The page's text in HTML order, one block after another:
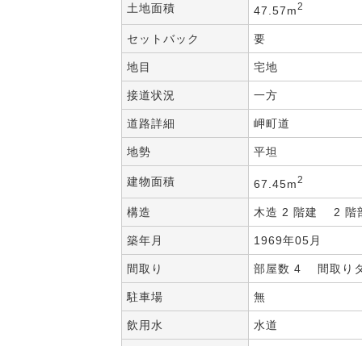
土地面積 47.57m2
セットバック 要
地目 宅地
接道状況 一方
道路詳細 岬町道
地勢 平坦
建物面積 67.45m2
構造 木造 2 階建 2 階
築年月 1969年05月
間取り 部屋数 4 間取り
駐車場 無
飲用水 水道